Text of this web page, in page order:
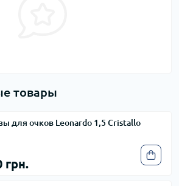
товары
для очков Leonardo 1,5 Cristallo
грн.